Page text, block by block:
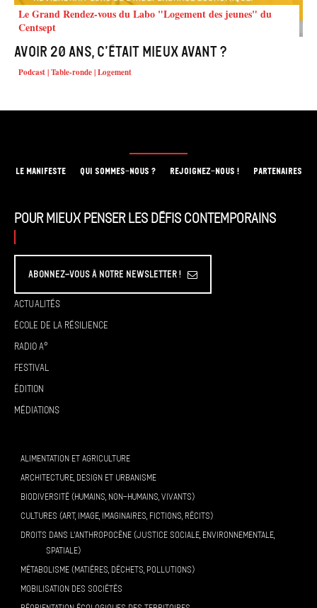
Le Grand Rendez-vous du Labo "Logement des jeunes" du
Centsept
Avoir 20 ans, c’était mieux avant ?
Podcast | Table-ronde | Logement
LE MANIFESTE QUI SOMMES-NOUS ? REJOIGNEZ-NOUS ! PARTENAIRES
Pour mieux penser les défis contemporains
Abonnez-vous à Notre Newsletter !
Actualités
École de la résilience
Radio A°
Festival
Édition
Médiations
ALIMENTATION ET AGRICULTURE
ARCHITECTURE, DESIGN ET URBANISME
BIODIVERSITÉ (HUMAINS, NON-HUMAINS, VIVANTS)
CULTURES (ART, IMAGE, IMAGINAIRES, FICTIONS, RÉCITS)
DROITS DANS L’ANTHROPOCÈNE (JUSTICE SOCIALE, ENVIRONNEMENTALE,
SPATIALE)
MÉTABOLISME (MATIÈRES, DÉCHETS, POLLUTIONS)
MOBILISATION DES SOCIÉTÉS